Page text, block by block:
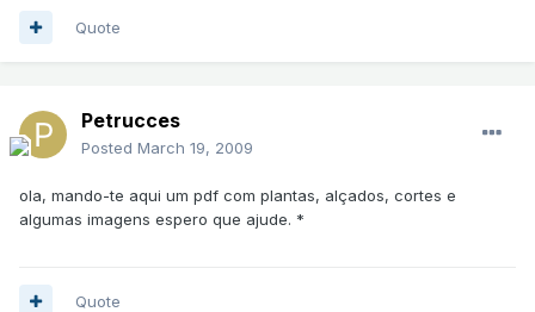
Quote
Petrucces
Posted March 19, 2009
ola, mando-te aqui um pdf com plantas, alçados, cortes e
algumas imagens espero que ajude. *
Quote